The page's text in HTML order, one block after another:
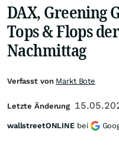
DAX, Greening
Tops & Flops
Nachmittag
Verfasst von Markt Bote
Letzte Änderung
wallstreetONLINE bei